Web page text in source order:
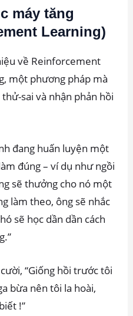
máy tăng
Learning)
về Reinforcement
một phương pháp mà
sai và nhận phản hồi
đang huấn luyện một
đúng – ví dụ như ngồi
sẽ thưởng cho nó một
làm theo, ông sẽ nhắc
sẽ học dần dần cách
“Giống hồi trước tôi
bừa nên tôi la hoài,
!”